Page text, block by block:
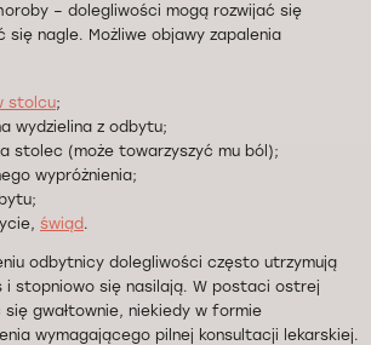
– dolegliwości mogą rozwijać się
się nagle. Możliwe objawy zapalenia
stolcu;
wydzielina z odbytu;
stolec (może towarzyszyć mu ból);
wypróżnienia;
świąd.
odbytnicy dolegliwości często utrzymują
i stopniowo się nasilają. W postaci ostrej
gwałtownie, niekiedy w formie
wymagającego pilnej konsultacji lekarskiej.